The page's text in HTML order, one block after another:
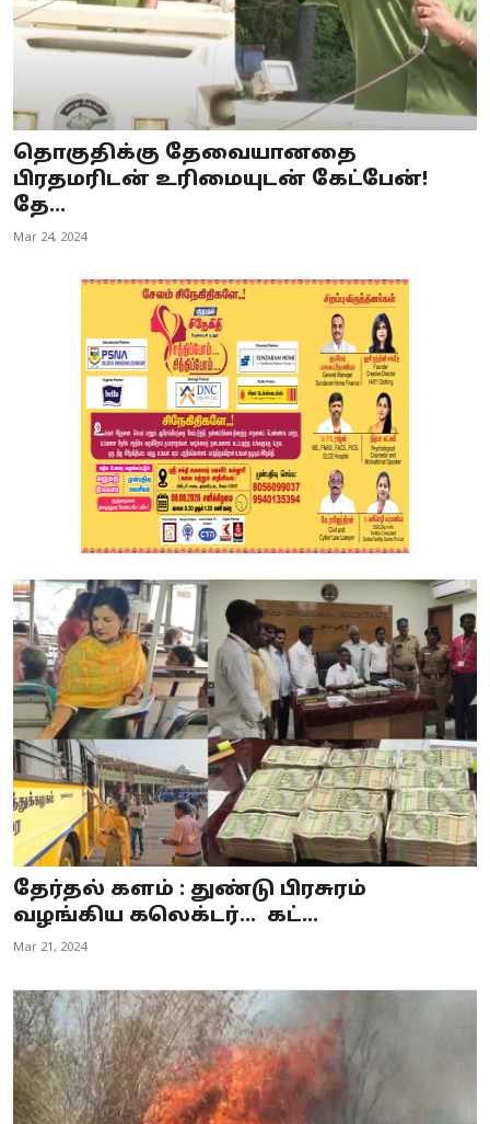
தொகுதிக்கு தேவையானதை
பிரதமரிடன் உரிமையுடன் கேட்பேன்!
தே...
Mar 24, 2024
தேர்தல் களம் : துண்டு பிரசுரம்
வழங்கிய கலெக்டர்... கட்...
Mar 21, 2024